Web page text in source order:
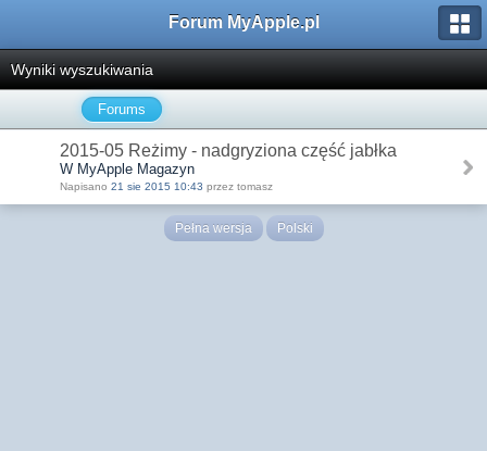
Forum MyApple.pl
Wyniki wyszukiwania
Forums
2015-05 Reżimy - nadgryziona część jabłka
W MyApple Magazyn
Napisano 21 sie 2015 10:43 przez tomasz
Pełna wersja Polski